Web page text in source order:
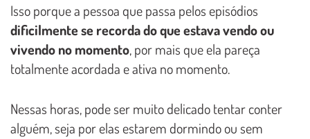
Isso porque a pessoa que passa pelos episódios
dificilmente se recorda do que estava vendo ou
vivendo no momento, por mais que ela pareça
totalmente acordada e ativa no momento.
Nessas horas, pode ser muito delicado tentar conter
alguém, seja por elas estarem dormindo ou sem